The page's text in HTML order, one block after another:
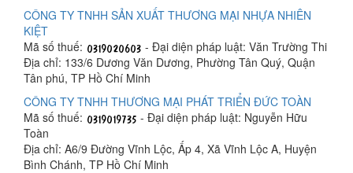
CÔNG TY TNHH SẢN XUẤT THƯƠNG MẠI NHỰA NHIÊN
KIỆT
Mã số thuế:
- Đại diện pháp luật: Văn Trường Thi
Địa chỉ: 133/6 Dương Văn Dương, Phường Tân Quý, Quận
Tân phú, TP Hồ Chí Minh
CÔNG TY TNHH THƯƠNG MẠI PHÁT TRIỂN ĐỨC TOÀN
Mã số thuế:
- Đại diện pháp luật: Nguyễn Hữu
Toàn
Địa chỉ: A6/9 Đường Vĩnh Lộc, Ấp 4, Xã Vĩnh Lộc A, Huyện
Bình Chánh, TP Hồ Chí Minh